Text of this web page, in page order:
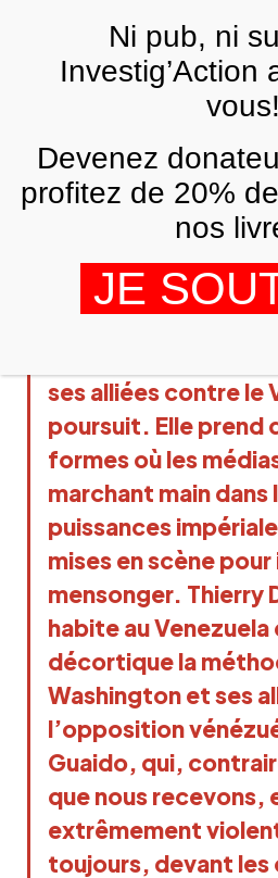
La guerre d’usure de
contre le Venezuela
27 MAI 2019
ses alliées contre le
poursuit. Elle prend
formes où les
marchant main dans
puissances
mises en scène
mensonger. Thierry
habite au Venezuela
décortique la
Washington et ses
l’opposition
Guaido, qui,
que nous recevons,
extrêmement
toujours, devant les
FRNi pub, ni
Investig’Action
vous!
Devenez
profitez de 20%
nos
JE